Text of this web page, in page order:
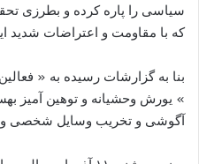
سیاسی را پاره کرده و بطرزی
که با مقاومت و اعتراضات شدید
بنا به گزارشات رسیده به «
» یورش وحشیانه و توهین آمیز
آگوشی و تخریب وسایل شخصی